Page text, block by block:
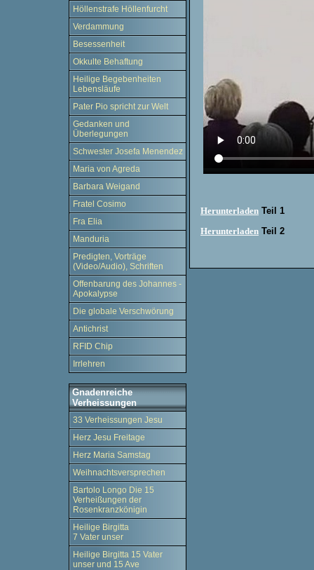
Höllenstrafe Höllenfurcht
Verdammung
Besessenheit
Okkulte Behaftung
Heilige Begebenheiten
Lebensläufe
Pater Pio spricht zur Welt
Gedanken und
Überlegungen
Schwester Josefa Menendez
Maria von Agreda
Barbara Weigand
Fratel Cosimo
Fra Elia
Manduria
Predigten, Vorträge
(Video/Audio), Schriften
Offenbarung des Johannes -
Apokalypse
Die globale Verschwörung
Antichrist
RFID Chip
Irrlehren
Gnadenreiche
Verheissungen
33 Verheissungen Jesu
Herz Jesu Freitage
Herz Maria Samstag
Weihnachtsversprechen
Bartolo Longo Die 15
Verheißungen der
Rosenkranzkönigin
Heilige Birgitta
7 Vater unser
Heilige Birgitta 15 Vater
unser und 15 Ave
Herunterladen Teil 1
Herunterladen Teil 2